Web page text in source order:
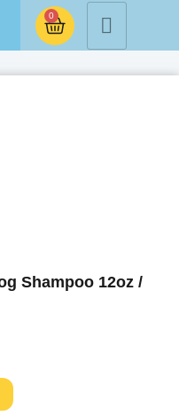
0
Shampoo 12oz /